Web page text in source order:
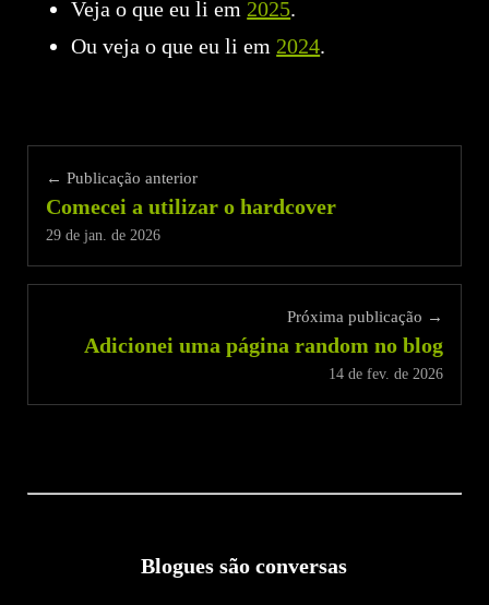
Veja o que eu li em 2025.
Ou veja o que eu li em 2024.
← Publicação anterior
Comecei a utilizar o hardcover
29 de jan. de 2026
Próxima publicação →
Adicionei uma página random no blog
14 de fev. de 2026
Blogues são conversas